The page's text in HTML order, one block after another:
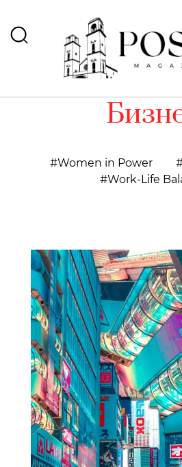
Women in Power
Work-Life